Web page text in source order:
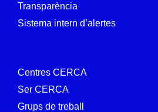
Transparència
Sistema intern d’alertes
Centres CERCA
Ser CERCA
Grups de treball